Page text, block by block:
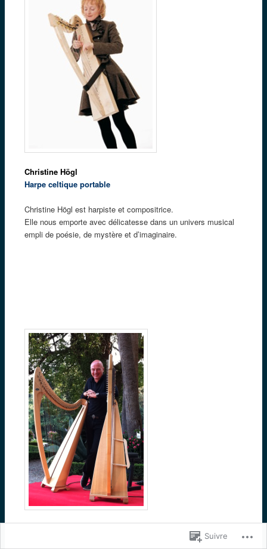
Christine Högl
Harpe celtique portable
Christine Högl est harpiste et compositrice.
Elle nous emporte avec délicatesse dans un univers musical
empli de poésie, de mystère et d’imaginaire.
Suivre